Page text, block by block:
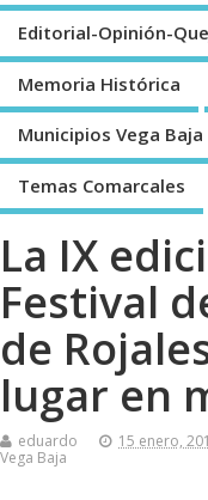
Editorial-Opinión-
Memoria Histórica
Municipios Vega Baja
Temas Comarcales
La IX
Festival
de
lugar en
eduardo 15 enero,
Vega Baja